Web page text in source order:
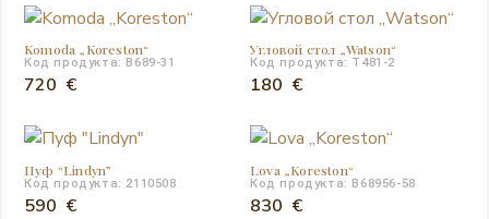
составляла
970 €.
799 €.
составляла
350 €.
320 €.
Komoda „Koreston“
Код продукта: B689-31
720 €
Угловой стол „Watson“
Код продукта: T481-2
180 €
Пуф “Lindyn”
Код продукта: 2110508
590 €
Lova „Koreston“
Код продукта: B68956-58
830 €